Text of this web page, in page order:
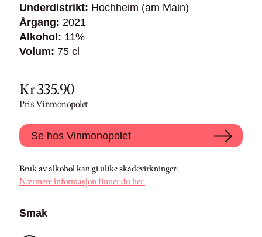
Underdistrikt: Hochheim (am Main)
Årgang: 2021
Alkohol: 11%
Volum: 75 cl
Kr 335.90
Pris Vinmonopolet
Se hos Vinmonopolet
Bruk av alkohol kan gi ulike skadevirkninger.
Nærmere informasjon finner du her.
Smak